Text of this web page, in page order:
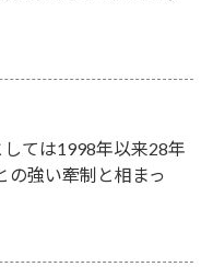
ては1998年以来28年
の強い牽制と相まっ